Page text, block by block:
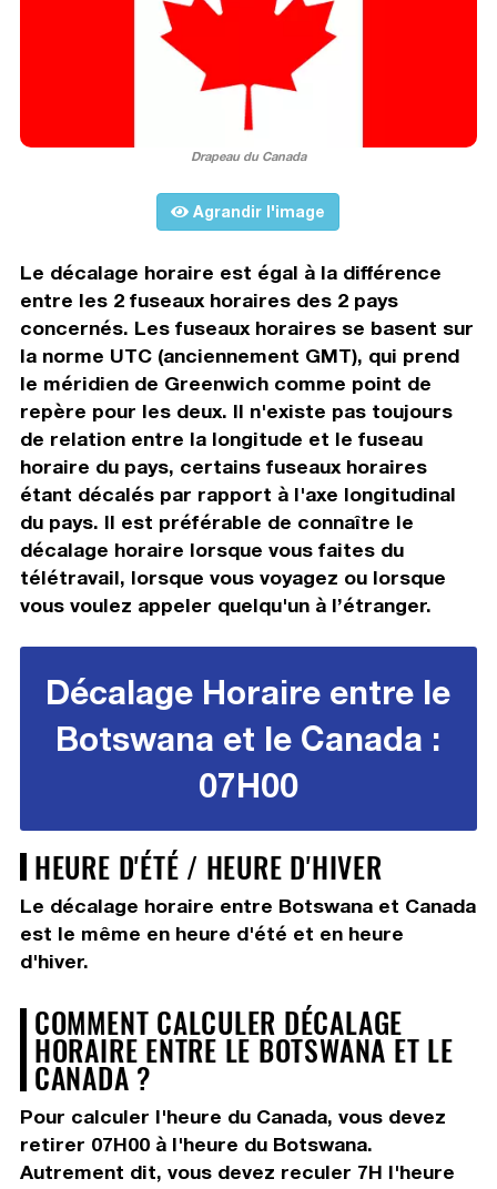
Drapeau du Canada
Agrandir l'image
Le décalage horaire est égal à la différence
entre les 2 fuseaux horaires des 2 pays
concernés. Les fuseaux horaires se basent sur
la norme UTC (anciennement GMT), qui prend
le méridien de Greenwich comme point de
repère pour les deux. Il n'existe pas toujours
de relation entre la longitude et le fuseau
horaire du pays, certains fuseaux horaires
étant décalés par rapport à l'axe longitudinal
du pays. Il est préférable de connaître le
décalage horaire lorsque vous faites du
télétravail, lorsque vous voyagez ou lorsque
vous voulez appeler quelqu'un à l’étranger.
Décalage Horaire entre le
Botswana et le Canada :
07H00
HEURE D'ÉTÉ / HEURE D'HIVER
Le décalage horaire entre Botswana et Canada
est le même en heure d'été et en heure
d'hiver.
COMMENT CALCULER DÉCALAGE
HORAIRE ENTRE LE BOTSWANA ET LE
CANADA ?
Pour calculer l'heure du Canada, vous devez
retirer 07H00à l'heure du Botswana.
Autrement dit, vous devez reculer 7H l'heure